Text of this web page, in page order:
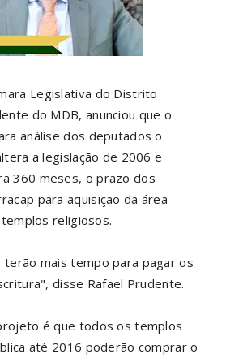
Legislativa do Distrito
do MDB, anunciou que o
análise dos deputados o
a legislação de 2006 e
360 meses, o prazo dos
para aquisição da área
religiosos.
terão mais tempo para pagar os
disse Rafael Prudente.
é que todos os templos
até 2016 poderão comprar o